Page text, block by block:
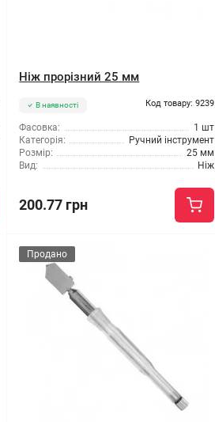
Ніж прорізний 25 мм
В наявності Код товару: 9239
Фасовка:
1 шт
Категорія:
Ручний інструмент
Розмір:
25 мм
Вид:
Ніж
200.77 грн
Продано